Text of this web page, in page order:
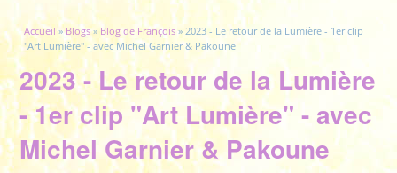
Vous êtes ici
Accueil»Blogs»Blog de François» 2023 - Le retour de la Lumière - 1er clip
"Art Lumière" - avec Michel Garnier & Pakoune
2023 - Le retour de la Lumière
- 1er clip "Art Lumière" - avec
Michel Garnier & Pakoune